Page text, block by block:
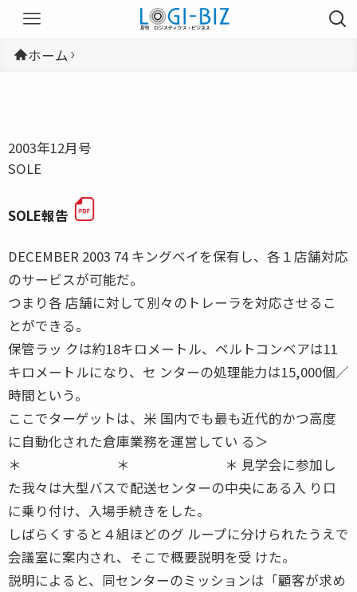
ホーム
2003年12月号
SOLE
SOLE報告
DECEMBER 2003 74 キングベイを保有し、各１店舗対応
のサービスが可能だ。
つまり各 店舗に対して別々のトレーラを対応させるこ
とができる。
保管ラッ クは約18キロメートル、ベルトコンベアは11
キロメートルになり、セ ンターの処理能力は15,000個／
時間という。
ここでターゲットは、米 国内でも最も近代的かつ高度
に自動化された倉庫業務を運営してい る＞
＊ ＊ ＊ 見学会に参加し
た我々は大型バスで配送センターの中央にある入 り口
に乗り付け、入場手続きをした。
しばらくすると４組ほどのグ ループに分けられたうえで
会議室に案内され、そこで概要説明を受 けた。
説明によると、同センターのミッションは「顧客が求め